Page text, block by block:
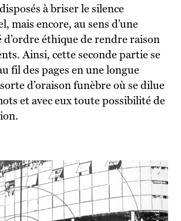
à briser le silence
mais encore, au sens d’une
éthique de rendre raison
Ainsi, cette seconde partie se
fil des pages en une longue
d’oraison funèbre où se dilue
et avec eux toute possibilité de